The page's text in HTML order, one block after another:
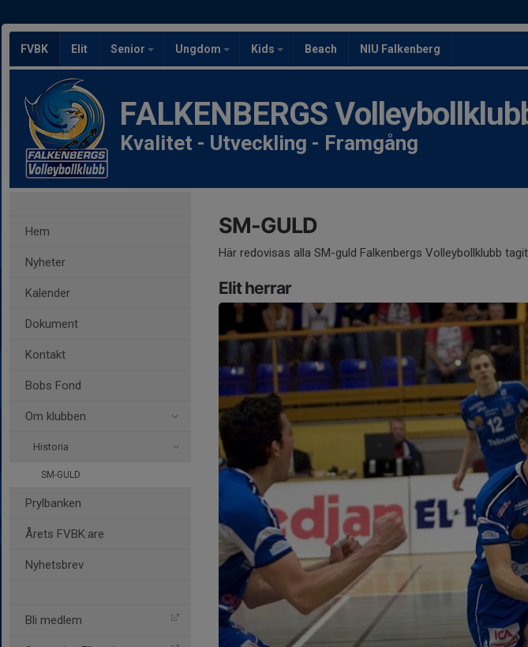
FVBK Elit Senior Ungdom Kids Beach NIU Falkenberg
FALKENBERGS
Kvalitet - Utveckling - Framgång
Hem
Nyheter
Kalender
Dokument
Kontakt
Bobs Fond
Om klubben
Historia
SM-GULD
Prylbanken
Årets FVBK:are
Nyhetsbrev
Bli medlem
SM-GULD
Här redovisas alla SM-guld Falkenbergs Volleybollklubb
Elit herrar